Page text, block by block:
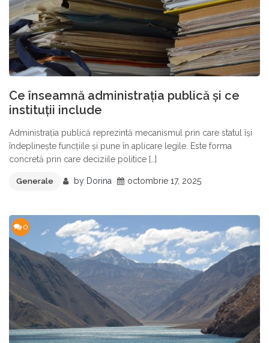
Ce înseamnă administrația publică și ce
instituții include
Administrația publică reprezintă mecanismul prin care statul își
îndeplinește funcțiile și pune în aplicare legile. Este forma
concretă prin care deciziile politice […]
Generale by Dorina octombrie 17, 2025
0